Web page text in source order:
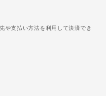
や支払い方法を利用して決済でき